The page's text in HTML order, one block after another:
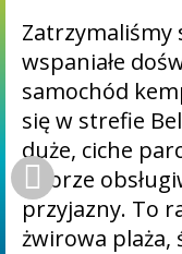
Bardzo dobry
pomocni
stanowiska
cieniem,
atrakcji,
ładna plaża.
minut od
na wakacje.